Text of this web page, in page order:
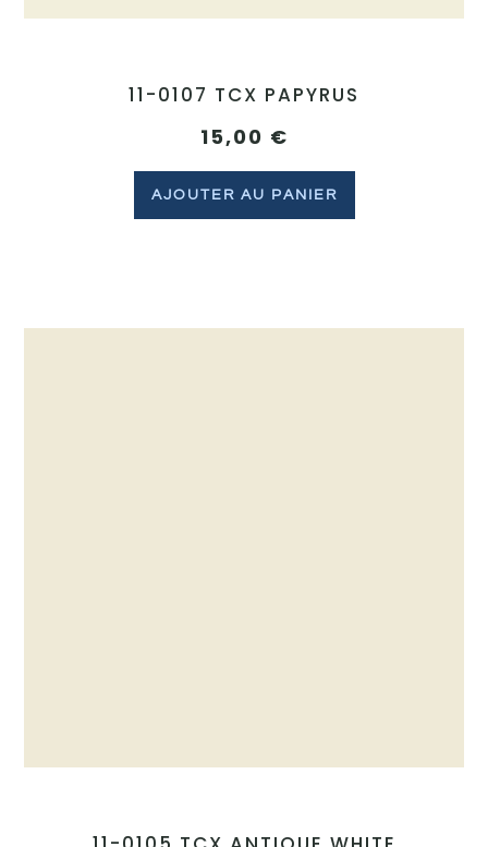
11-0107 TCX PAPYRUS
15,00 €
AJOUTER AU PANIER